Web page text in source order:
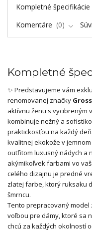
Kompletné špecifikácie
Komentáre
0
Kompletné
✨ Predstavujeme vám
renomovanej značky
aktívnu ženu s vycibreným
kombinuje nežný a
praktickosťou na každý
kvalitnej ekokože v
outfitom luxusný nádych a
akýmikoľvek farbami vo
celého dizajnu je predné
zlatej farbe, ktorý ruksaku
šmrncu.
Tento prepracovaný
voľbou pre dámy, ktoré sa
chcú za každých okolností